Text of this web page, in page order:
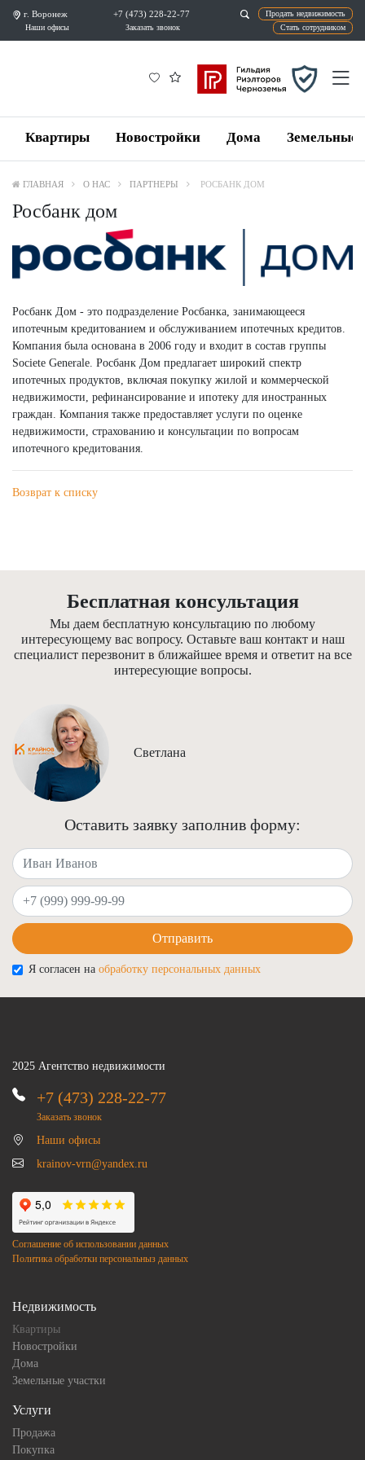
г. Воронеж
Наши офисы
+7 (473) 228-22-77
Квартиры Новостройки Дома Земельные
ГЛАВНАЯ О НАС ПАРТНЕРЫ РОСБАНК ДОМ
Росбанк дом
Росбанк Дом - это подразделение Росбанка, занимающееся
ипотечным кредитованием и обслуживанием ипотечных кредитов.
Компания была основана в 2006 году и входит в состав группы
Societe Generale. Росбанк Дом предлагает широкий спектр
ипотечных продуктов, включая покупку жилой и коммерческой
недвижимости, рефинансирование и ипотеку для иностранных
граждан. Компания также предоставляет услуги по оценке
недвижимости, страхованию и консультации по вопросам
ипотечного кредитования.
Возврат к списку
Бесплатная консультация
Мы даем бесплатную консультацию по любому
интересующему вас вопросу. Оставьте ваш контакт и наш
специалист перезвонит в ближайшее время и ответит на все
интересующие вопросы.
Светлана
Оставить заявку заполнив форму:
Ваше имя
Ваш телефон
Отправить
Я согласен на обработку персональных данных
2025 Агентство недвижимости
+7 (473) 228-22-77
Заказать звонок
Наши офисы
krainov-vrn@yandex.ru
Соглашение об использовании данных
Политика обработки персональныз данных
Недвижимость
Квартиры
Новостройки
Дома
Земельные участки
Услуги
Продажа
Покупка